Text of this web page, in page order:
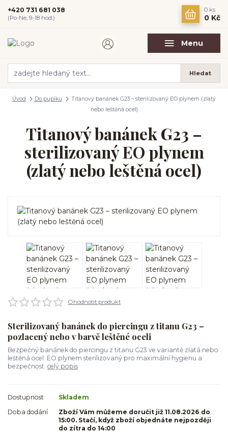
Menu
Hledat
+420 731 681 038
(Po-Ne, 9-18 hod.)
0 ks
0 Kč
Úvod Do pupíku
Titanový banánek G23 – sterilizovaný EO plynem (zlatý
nebo leštěná ocel)
Titanový banánek G23 –
sterilizovaný EO plynem
(zlatý nebo leštěná ocel)
Ohodnotit produkt
Sterilizovaný banánek do piercingu z titanu G23 –
pozlacený nebo v barvě leštěné oceli
Bezpečný banánek do piercingu z titanu G23 ve variantě zlatá nebo
leštěná ocel. EO plynem sterilizovaný pro maximální hygienu a
bezpečnost. celý popis
Dostupnost
Skladem
Doba dodání
Zboží Vám můžeme doručit již 11.08.2026 do
15:00. Stačí, když zboží objednáte nejpozději
do zítra do 14:00